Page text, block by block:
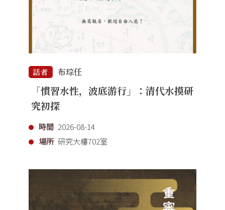
話者 布琮任
「慣習水性，波底游行」：清代水摸研
究初探
時間 2026-08-14
場所 研究大樓702室